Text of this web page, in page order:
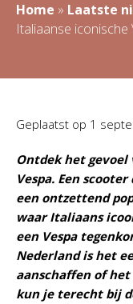
Home » Laatste
Italiaanse
Geplaatst op 1
Ontdek het
Vespa. Een
een ontzettend
waar Italiaans
een Vespa
Nederland is het
aanschaffen of
kun je terecht bij